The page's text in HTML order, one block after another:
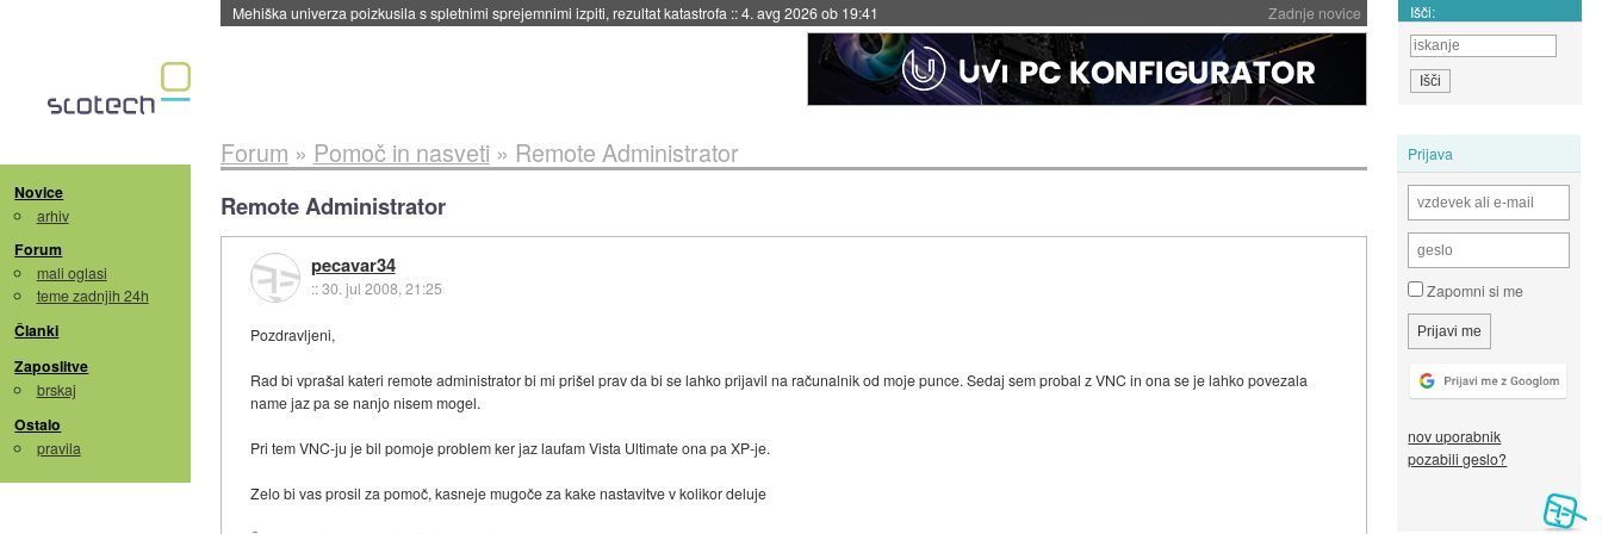
Zadnje novice
Mehiška univerza poizkusila s spletnimi sprejemnimi izpiti, rezultat katastrofa ::4. avg 2026 ob 19:41 Išči:
Novice
arhiv
Forum
mali oglasi
teme zadnjih 24h
Članki
Zaposlitve
brskaj
Ostalo
pravila
Prijava
Zapomni si me
nov uporabnik
pozabili geslo?
Forum » Pomoč in nasveti » Remote Administrator
Remote Administrator
pecavar34
::30. jul 2008, 21:25
Pozdravljeni,
Rad bi vprašal kateri remote administrator bi mi prišel prav da bi se lahko prijavil na računalnik od moje punce. Sedaj sem probal z VNC in ona se je lahko povezala
name jaz pa se nanjo nisem mogel.
Pri tem VNC-ju je bil pomoje problem ker jaz laufam Vista Ultimate ona pa XP-je.
Zelo bi vas prosil za pomoč, kasneje mugoče za kake nastavitve v kolikor deluje